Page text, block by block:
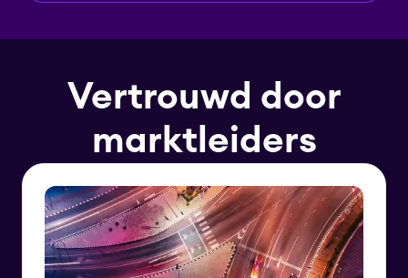
Vertrouwd door
marktleiders